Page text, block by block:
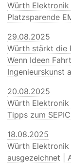
Würth Elektronik
Platzsparende
29.08.2025
Würth stärkt die
Wenn Ideen
Ingenieurskunst
20.08.2025
Würth Elektronik
Tipps zum
18.08.2025
Würth
ausgezeichnet |